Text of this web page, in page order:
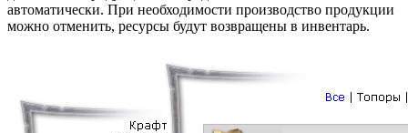
автоматически. При необходимости производство продукции
можно отменить, ресурсы будут возвращены в инвентарь.